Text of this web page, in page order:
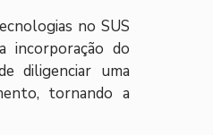
no SUS
incorporação do
diligenciar uma
tornando a